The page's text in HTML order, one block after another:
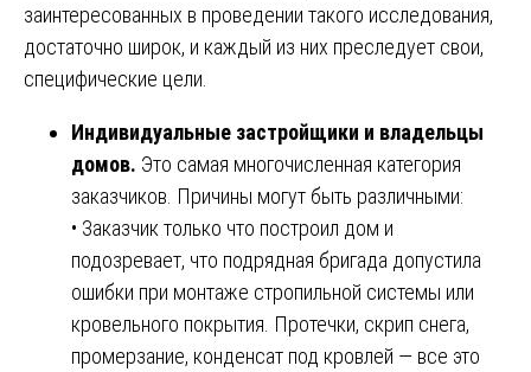
заинтересованных в проведении такого исследования,
достаточно широк, и каждый из них преследует свои,
специфические цели.
Индивидуальные застройщики и владельцы
домов. Это самая многочисленная категория
заказчиков. Причины могут быть различными:
• Заказчик только что построил дом и
подозревает, что подрядная бригада допустила
ошибки при монтаже стропильной системы или
кровельного покрытия. Протечки, скрип снега,
промерзание, конденсат под кровлей — все это